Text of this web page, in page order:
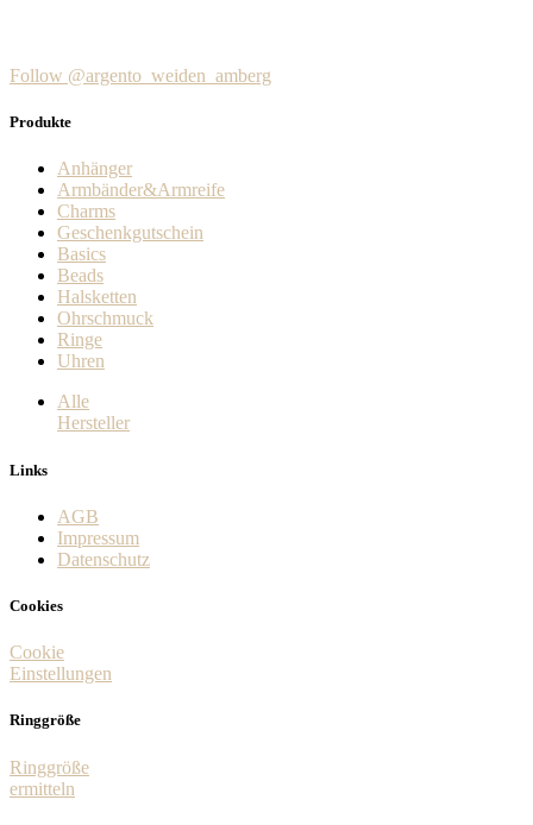
Follow @argento_weiden_amberg
Produkte
Anhänger
Armbänder&Armreife
Charms
Geschenkgutschein
Basics
Beads
Halsketten
Ohrschmuck
Ringe
Uhren
Alle
Hersteller
Links
AGB
Impressum
Datenschutz
Cookies
Cookie
Einstellungen
Ringgröße
Ringgröße
ermitteln